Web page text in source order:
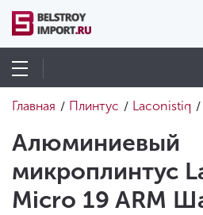
Главная / Плинтус / Laconistiq /
Алюминиевый
микроплинтус
Micro 19 ARM